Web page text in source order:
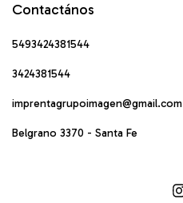
Contactános
5493424381544
3424381544
imprentagrupoimagen@gmail.com
Belgrano 3370 - Santa Fe